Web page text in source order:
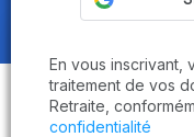
Obtenez
En vous inscrivant,
traitement de vos
Retraite,
confidentialité